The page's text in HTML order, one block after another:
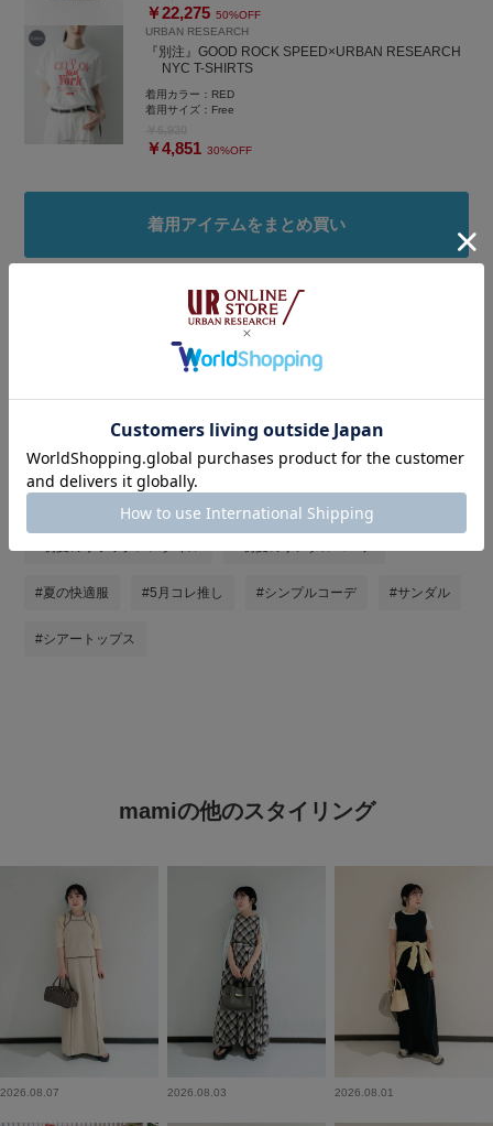
￥22,275 50%OFF
URBAN RESEARCH
『別注』GOOD ROCK SPEED×URBAN RESEARCH
NYC T-SHIRTS
着用カラー： RED
着用サイズ： Free
￥4,851 30%OFF
着用アイテムをまとめ買い
タグ
#150cm台コーデ #骨格ウェーブ #GWおでかけコーデ
#夏の快適服 #5月コレ推し #シンプルコーデ #サンダル
#シアートップス
mamiの他のスタイリング
2026.08.07 2026.08.03 2026.08.01